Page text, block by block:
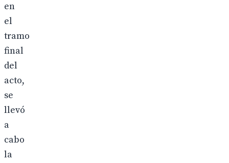
en
el
tramo
final
del
acto,
se
llevó
a
cabo
la